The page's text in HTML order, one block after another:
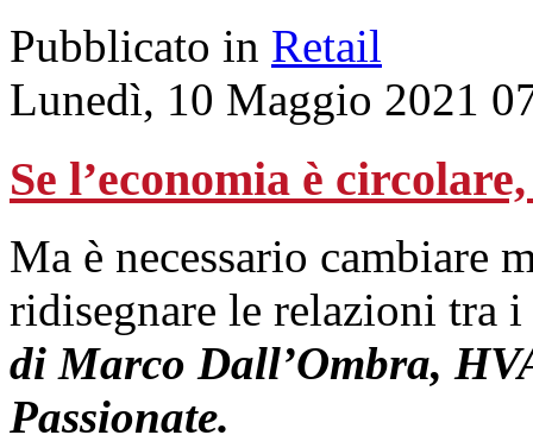
Pubblicato in Retail
Lunedì, 10 Maggio 2021
Se l’economia è
Ma è necessario cambiare
ridisegnare le relazioni tra
di Marco Dall’Ombra,
Passionate.